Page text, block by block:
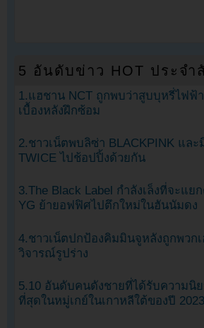
5 อันดับข่าว HOT ประจำ
1.แฮชาน NCT ถูกพบว่าสูบบุหรี่ไฟฟ้
เบื้องหลังฝึกซ้อม
2.ชาวเน็ตพบลิซ่า BLACKPINK และ
TWICE ไปช้อปปิ้งด้วยกัน
3.The Black Label กำลังเล็งที่จะแย
YG ย้ายอฟฟิศไปตึกใหม่ในฮันนัมดง
4.ชาวเน็ตปกป้องคิมมินจูหลังถูกพวกเ
วิจารณ์รูปร่าง
5.10 อันดับคนดังชายที่ได้รับความนิ
ที่สุดในหมู่เกย์ในเกาหลีใต้ของปี 2023